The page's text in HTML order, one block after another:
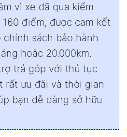
vì xe đã qua kiểm
điểm, được cam kết
sách bảo hành
hoặc 20.000km.
trả góp với thủ tục
rất ưu đãi và thời gian
bạn dễ dàng sở hữu